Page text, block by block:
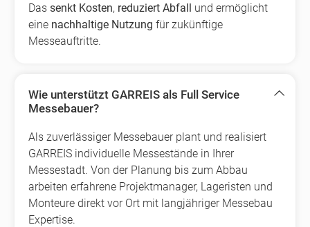
Das senkt Kosten, reduziert Abfall und ermöglicht
eine nachhaltige Nutzung für zukünftige
Messeauftritte.
Wie unterstützt GARREIS als Full Service
Messebauer?
Als zuverlässiger Messebauer plant und realisiert
GARREIS individuelle Messestände in Ihrer
Messestadt. Von der Planung bis zum Abbau
arbeiten erfahrene Projektmanager, Lageristen und
Monteure direkt vor Ort mit langjähriger Messebau
Expertise.